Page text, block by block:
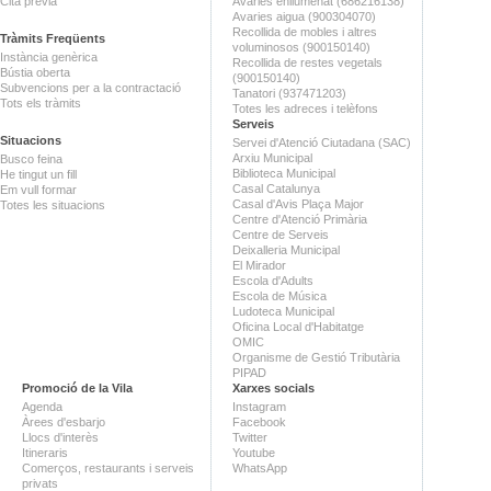
Tràmits Freqüents
Instància genèrica
Bústia oberta
Subvencions per a la contractació
Tots els tràmits
Situacions
Busco feina
He tingut un fill
Em vull formar
Totes les situacions
Avaries aigua (900304070)
Recollida de mobles i altres
voluminosos (900150140)
Recollida de restes vegetals
(900150140)
Tanatori (937471203)
Totes les adreces i telèfons
Serveis
Servei d'Atenció Ciutadana (SAC)
Arxiu Municipal
Biblioteca Municipal
Casal Catalunya
Casal d'Avis Plaça Major
Centre d'Atenció Primària
Centre de Serveis
Deixalleria Municipal
El Mirador
Escola d'Adults
Escola de Música
Ludoteca Municipal
Oficina Local d'Habitatge
OMIC
Organisme de Gestió Tributària
PIPAD
Promoció de la Vila
Agenda
Àrees d'esbarjo
Llocs d'interès
Itineraris
Comerços, restaurants i serveis
privats
Xarxes socials
Instagram
Facebook
Twitter
Youtube
WhatsApp